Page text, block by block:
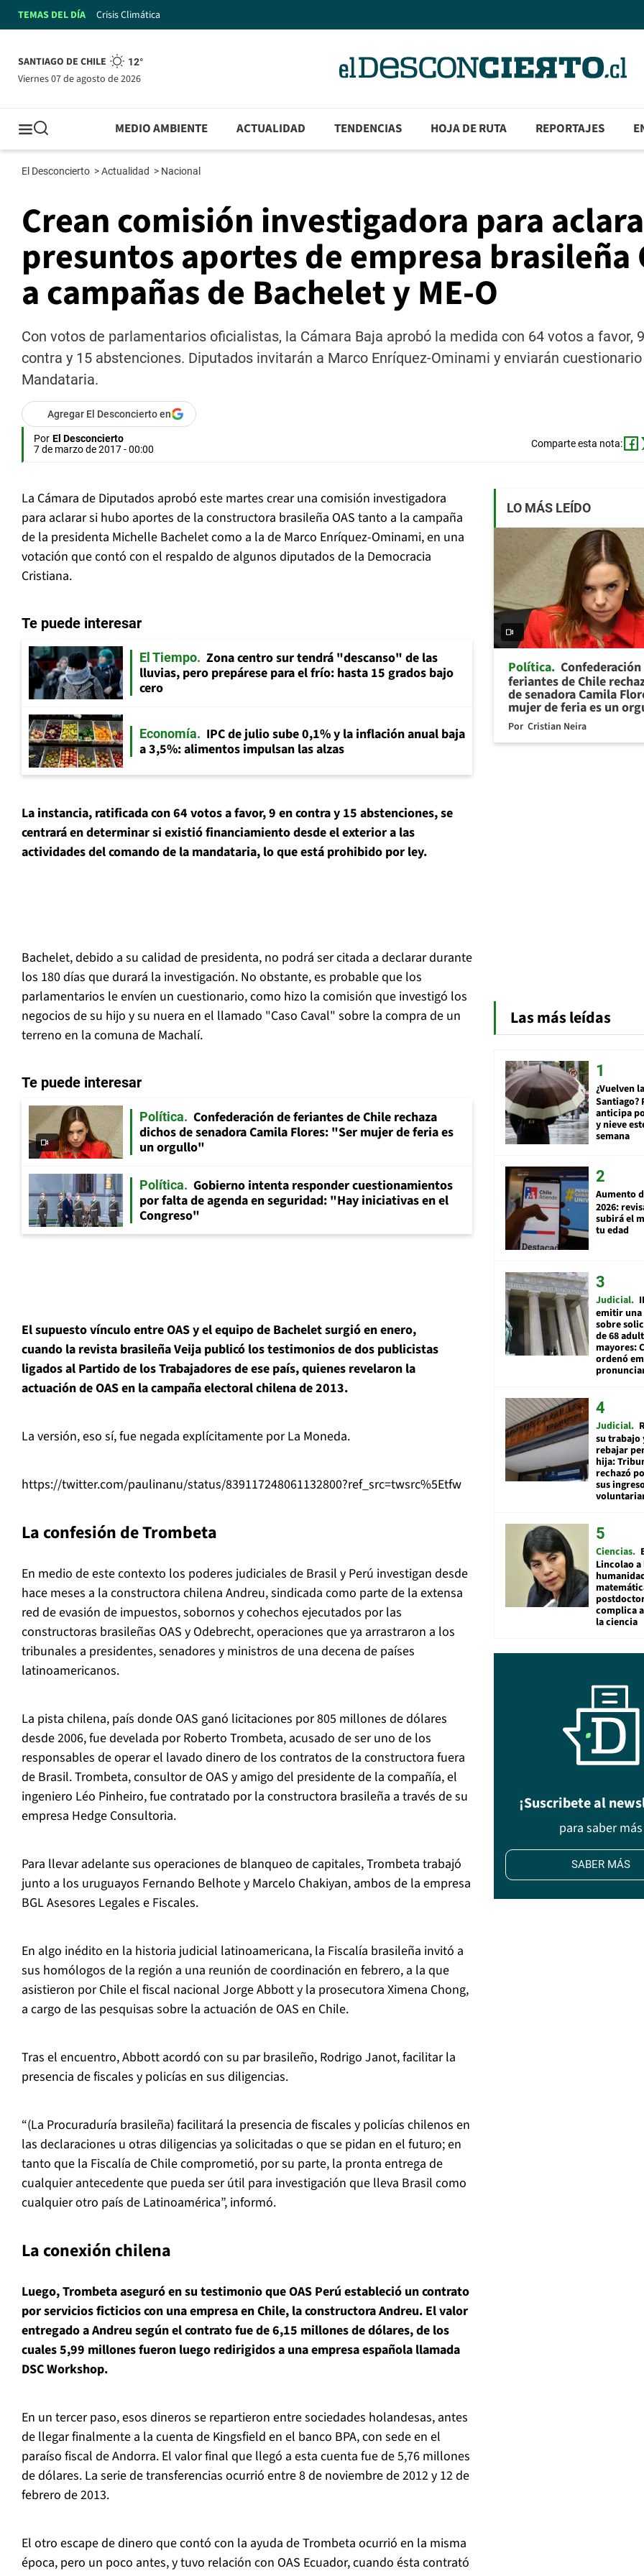
TEMAS DEL DÍA Crisis Climática
SANTIAGO DE CHILE 12°
viernes 07 de agosto de 2026
MEDIO AMBIENTE ACTUALIDAD TENDENCIAS HOJA DE RUTA REPORTAJES
El Desconcierto >Actualidad > Nacional
Crean comisión investigadora para
presuntos aportes de empresa brasileña
a campañas de Bachelet y ME-O
Con votos de parlamentarios oficialistas, la Cámara Baja aprobó la medida con 64 votos a favor,
contra y 15 abstenciones. Diputados invitarán a Marco Enríquez-Ominami y enviarán
Mandataria.
Agregar El Desconcierto en
Por El Desconcierto
7 de marzo de 2017 - 00:00
Comparte esta nota:
La Cámara de Diputados aprobó este martes crear una comisión investigadora
para aclarar si hubo aportes de la constructora brasileña OAS tanto a la campaña
de la presidenta Michelle Bachelet como a la de Marco Enríquez-Ominami, en una
votación que contó con el respaldo de algunos diputados de la Democracia
Cristiana.
Te puede interesar
El Tiempo
Zona centro sur tendrá "descanso" de las
lluvias, pero prepárese para el frío: hasta 15 grados bajo
cero
Economía
IPC de julio sube 0,1% y la inflación anual baja
a 3,5%: alimentos impulsan las alzas
La instancia, ratificada con 64 votos a favor, 9 en contra y 15 abstenciones, se
centrará en determinar si existió financiamiento desde el exterior a las
actividades del comando de la mandataria, lo que está prohibido por ley.
Bachelet, debido a su calidad de presidenta, no podrá ser citada a declarar durante
los 180 días que durará la investigación. No obstante, es probable que los
parlamentarios le envíen un cuestionario, como hizo la comisión que investigó los
negocios de su hijo y su nuera en el llamado "Caso Caval" sobre la compra de un
terreno en la comuna de Machalí.
Te puede interesar
Política
Confederación de feriantes de Chile rechaza
dichos de senadora Camila Flores: "Ser mujer de feria es
un orgullo"
Política
Gobierno intenta responder cuestionamientos
por falta de agenda en seguridad: "Hay iniciativas en el
Congreso"
El supuesto vínculo entre OAS y el equipo de Bachelet surgió en enero,
cuando la revista brasileña Veija publicó los testimonios de dos publicistas
ligados al Partido de los Trabajadores de ese país, quienes revelaron la
actuación de OAS en la campaña electoral chilena de 2013.
La versión, eso sí, fue negada explícitamente por La Moneda.
https://twitter.com/paulinanu/status/839117248061132800?ref_src=twsrc%5Etfw
La confesión de Trombeta
En medio de este contexto los poderes judiciales de Brasil y Perú investigan desde
hace meses a la constructora chilena Andreu, sindicada como parte de la extensa
red de evasión de impuestos, sobornos y cohechos ejecutados por las
constructoras brasileñas OAS y Odebrecht, operaciones que ya arrastraron a los
tribunales a presidentes, senadores y ministros de una decena de países
latinoamericanos.
La pista chilena, país donde OAS ganó licitaciones por 805 millones de dólares
desde 2006, fue develada por Roberto Trombeta, acusado de ser uno de los
responsables de operar el lavado dinero de los contratos de la constructora fuera
de Brasil. Trombeta, consultor de OAS y amigo del presidente de la compañía, el
ingeniero Léo Pinheiro, fue contratado por la constructora brasileña a través de su
empresa Hedge Consultoria.
Para llevar adelante sus operaciones de blanqueo de capitales, Trombeta trabajó
junto a los uruguayos Fernando Belhote y Marcelo Chakiyan, ambos de la empresa
BGL Asesores Legales e Fiscales.
En algo inédito en la historia judicial latinoamericana, la Fiscalía brasileña invitó a
sus homólogos de la región a una reunión de coordinación en febrero, a la que
asistieron por Chile el fiscal nacional Jorge Abbott y la prosecutora Ximena Chong,
a cargo de las pesquisas sobre la actuación de OAS en Chile.
Tras el encuentro, Abbott acordó con su par brasileño, Rodrigo Janot, facilitar la
presencia de fiscales y policías en sus diligencias.
“(La Procuraduría brasileña) facilitará la presencia de fiscales y policías chilenos en
las declaraciones u otras diligencias ya solicitadas o que se pidan en el futuro; en
tanto que la Fiscalía de Chile comprometió, por su parte, la pronta entrega de
cualquier antecedente que pueda ser útil para investigación que lleva Brasil como
cualquier otro país de Latinoamérica”, informó.
La conexión chilena
Luego, Trombeta aseguró en su testimonio que OAS Perú estableció un contrato
por servicios ficticios con una empresa en Chile, la constructora Andreu. El valor
entregado a Andreu según el contrato fue de 6,15 millones de dólares, de los
cuales 5,99 millones fueron luego redirigidos a una empresa española llamada
DSC Workshop.
En un tercer paso, esos dineros se repartieron entre sociedades holandesas, antes
de llegar finalmente a la cuenta de Kingsfield en el banco BPA, con sede en el
paraíso fiscal de Andorra. El valor final que llegó a esta cuenta fue de 5,76 millones
de dólares. La serie de transferencias ocurrió entre 8 de noviembre de 2012 y 12 de
febrero de 2013.
El otro escape de dinero que contó con la ayuda de Trombeta ocurrió en la misma
época, pero un poco antes, y tuvo relación con OAS Ecuador, cuando ésta contrató
LO MÁS LEÍDO
Política Confederación
feriantes de Chile
de senadora Camila
mujer de feria es un
Por Cristian Neira
Las más leídas
¿Vuelven
Santiago?
anticipa
y nieve
semana
Aumento
2026:
subirá el
tu edad
Judicial
emitir
sobre
de 68
mayores:
ordenó
Judicial
su trabajo
rebajar
hija:
rechazó
sus
Ciencias
Lincolao a
complica
la ciencia
¡Suscribete al
para saber más
SABER MÁS